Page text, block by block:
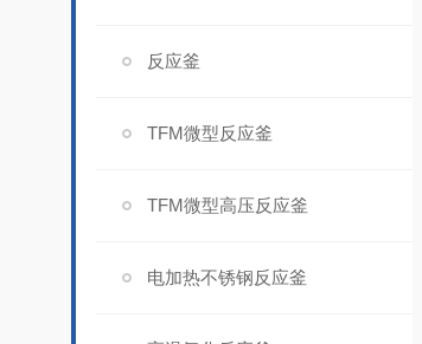
反应釜
TFM微型反应釜
TFM微型高压反应釜
电加热不锈钢反应釜